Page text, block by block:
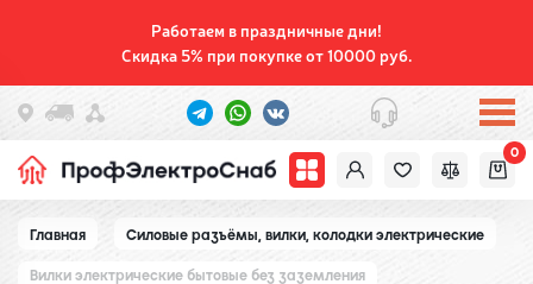
Работаем в праздничные дни!
Скидка 5% при покупке от 10000 руб.
0
Главная Силовые разъёмы, вилки, колодки электрические
Вилки электрические бытовые без заземления